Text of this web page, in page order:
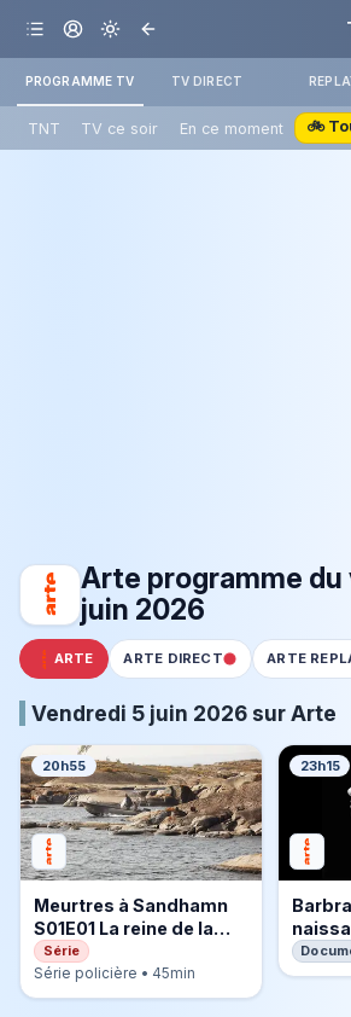
PROGRAMME TV TV DIRECT
TNT TV ce soir En ce moment 🚲
Arte programme du
juin 2026
ARTE ARTE DIRECT ARTE
Vendredi 5 juin 2026 sur Arte
20h55
Meurtres à Sandhamn
S01E01 La reine de la
Baltique
Série
Série policière • 45min
23h15